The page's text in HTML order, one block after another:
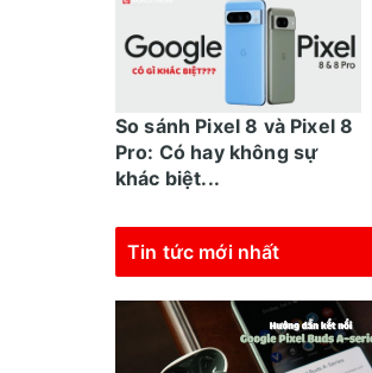
So sánh Pixel 8 và Pixel 8
Pro: Có hay không sự
khác biệt...
Tin tức mới nhất